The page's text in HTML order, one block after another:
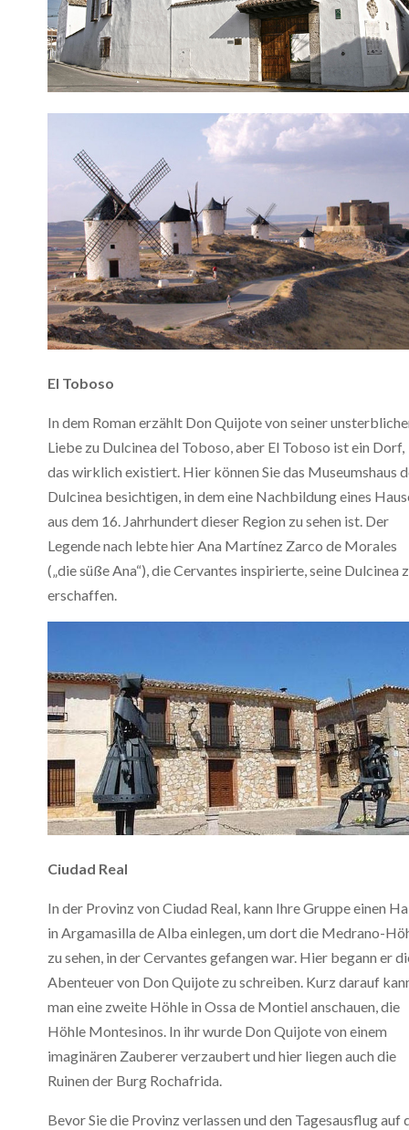
El Toboso
In dem Roman erzählt Don Quijote von seiner
Liebe zu Dulcinea del Toboso, aber El Toboso ist ein Dorf,
das wirklich existiert. Hier können Sie das Museumshaus
Dulcinea besichtigen, in dem eine Nachbildung eines
aus dem 16. Jahrhundert dieser Region zu sehen ist. Der
Legende nach lebte hier Ana Martínez Zarco de Morales
(„die süße Ana“), die Cervantes inspirierte, seine Dulcinea
erschaffen.
Ciudad Real
In der Provinz von Ciudad Real, kann Ihre Gruppe einen
in Argamasilla de Alba einlegen, um dort die Medrano-
zu sehen, in der Cervantes gefangen war. Hier begann er
Abenteuer von Don Quijote zu schreiben. Kurz darauf
man eine zweite Höhle in Ossa de Montiel anschauen, die
Höhle Montesinos. In ihr wurde Don Quijote von einem
imaginären Zauberer verzaubert und hier liegen auch die
Ruinen der Burg Rochafrida.
Bevor Sie die Provinz verlassen und den Tagesausflug auf